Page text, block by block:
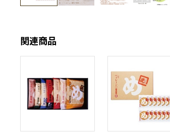
関連商品